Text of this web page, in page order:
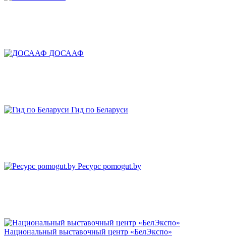
ДОСААФ
Гид по Беларуси
Ресурс pomogut.by
Национальный выставочный центр «БелЭкспо»